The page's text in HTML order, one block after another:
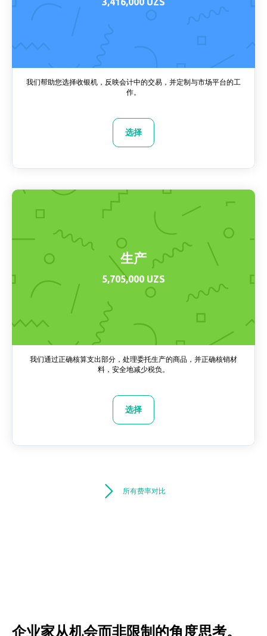
我们帮助您选择收银机，反映会计中的交易，并定制与市场平台的工
作。
选择
生产
5,705,000 UZS
我们通过正确核算支出部分，处理委托生产的商品，并正确核销材
料，安全地减少税负。
选择
所有费率对比
企业家从机会而非限制的角度思考。